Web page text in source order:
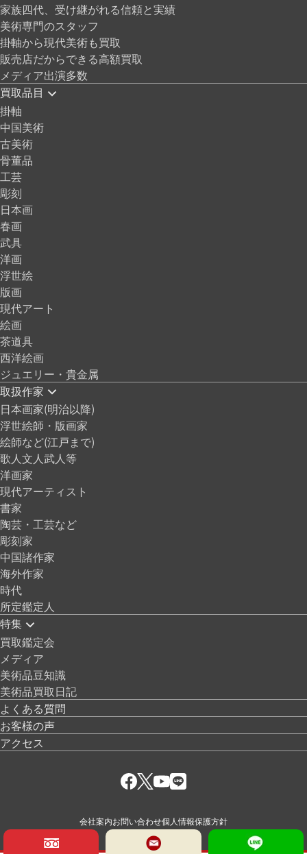
家族四代、受け継がれる信頼と実績
美術専門のスタッフ
掛軸から現代美術も買取
販売店だからできる高額買取
メディア出演多数
買取品目
掛軸
中国美術
古美術
骨董品
工芸
彫刻
日本画
春画
武具
洋画
浮世絵
版画
現代アート
絵画
茶道具
西洋絵画
ジュエリー・貴金属
取扱作家
日本画家(明治以降)
浮世絵師・版画家
絵師など(江戸まで)
歌人文人武人等
洋画家
現代アーティスト
書家
陶芸・工芸など
彫刻家
中国諸作家
海外作家
時代
所定鑑定人
特集
買取鑑定会
メディア
美術品豆知識
美術品買取日記
よくある質問
お客様の声
アクセス
会社案内お問い合わせ個人情報保護方針